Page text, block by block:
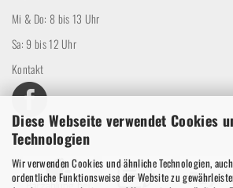
Diese Webseite verwendet Cookies
Technologien
Wir verwenden Cookies und ähnliche Technologien,
ordentliche Funktionsweise der Website zu
Mi & Do: 8 bis 13 Uhr
Sa: 9 bis 12 Uhr
Kontakt